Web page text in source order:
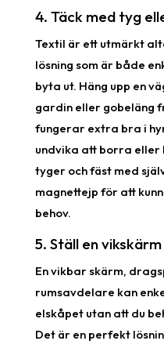
4. Täck med tyg
Textil är ett utmärkt
lösning som är både
byta ut. Häng upp en
gardin eller gobeläng
fungerar extra bra i
undvika att borra eller
tyger och fäst med
magnettejp för att
behov.
5. Ställ en
En vikbar skärm,
rumsavdelare kan
elskåpet utan att du
Det är en perfekt